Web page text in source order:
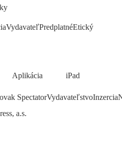
VydavateľPredplatnéEtický
Aplikácia iPad
SpectatorVydavateľstvoInzercia
a.s.